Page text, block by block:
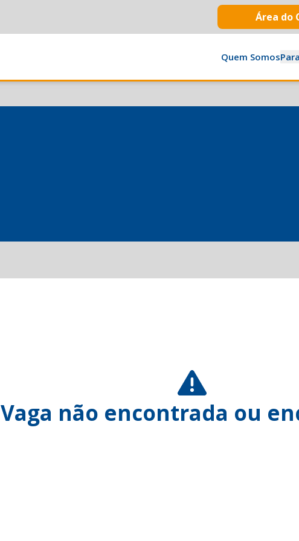
Área do
Quem Somos
Vaga não encontrada ou